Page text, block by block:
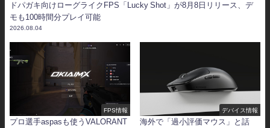
ドパガキ向けローグライクFPS「Lucky Shot」が8月8日リリース、デ
モも100時間分プレイ可能
2026.08.04
FPS情報
プロ選手aspasも使うVALORANT
デバイス情報
海外で「過小評価マウス」と話